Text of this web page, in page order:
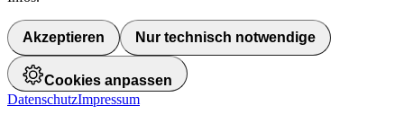
Akzeptieren Nur technisch notwendige
Cookies anpassen
DatenschutzImpressum